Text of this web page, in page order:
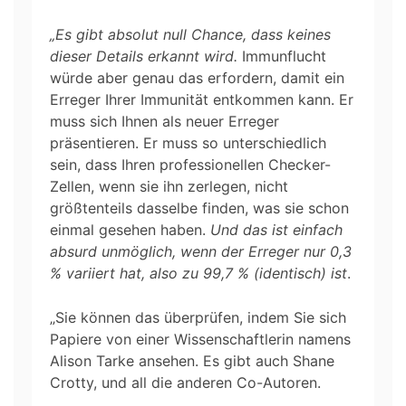
„Es gibt absolut null Chance, dass keines
dieser Details erkannt wird. Immunflucht
würde aber genau das erfordern, damit ein
Erreger Ihrer Immunität entkommen kann. Er
muss sich Ihnen als neuer Erreger
präsentieren. Er muss so unterschiedlich
sein, dass Ihren professionellen Checker-
Zellen, wenn sie ihn zerlegen, nicht
größtenteils dasselbe finden, was sie schon
einmal gesehen haben. Und das ist einfach
absurd unmöglich, wenn der Erreger nur 0,3
% variiert hat, also zu 99,7 % (identisch) ist.
„Sie können das überprüfen, indem Sie sich
Papiere von einer Wissenschaftlerin namens
Alison Tarke ansehen. Es gibt auch Shane
Crotty, und all die anderen Co-Autoren.